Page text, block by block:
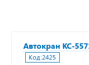
Автокран КС-
Код:2425